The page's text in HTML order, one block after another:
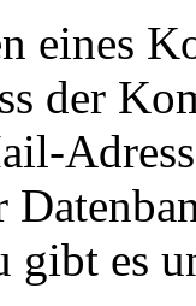
eines
der
gibt es